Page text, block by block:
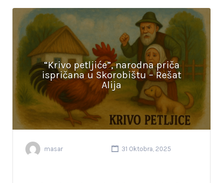
“Krivo petljiće”, narodna priča
ispričana u Skorobištu – Rešat
Alija
masar 31 Oktobra, 2025